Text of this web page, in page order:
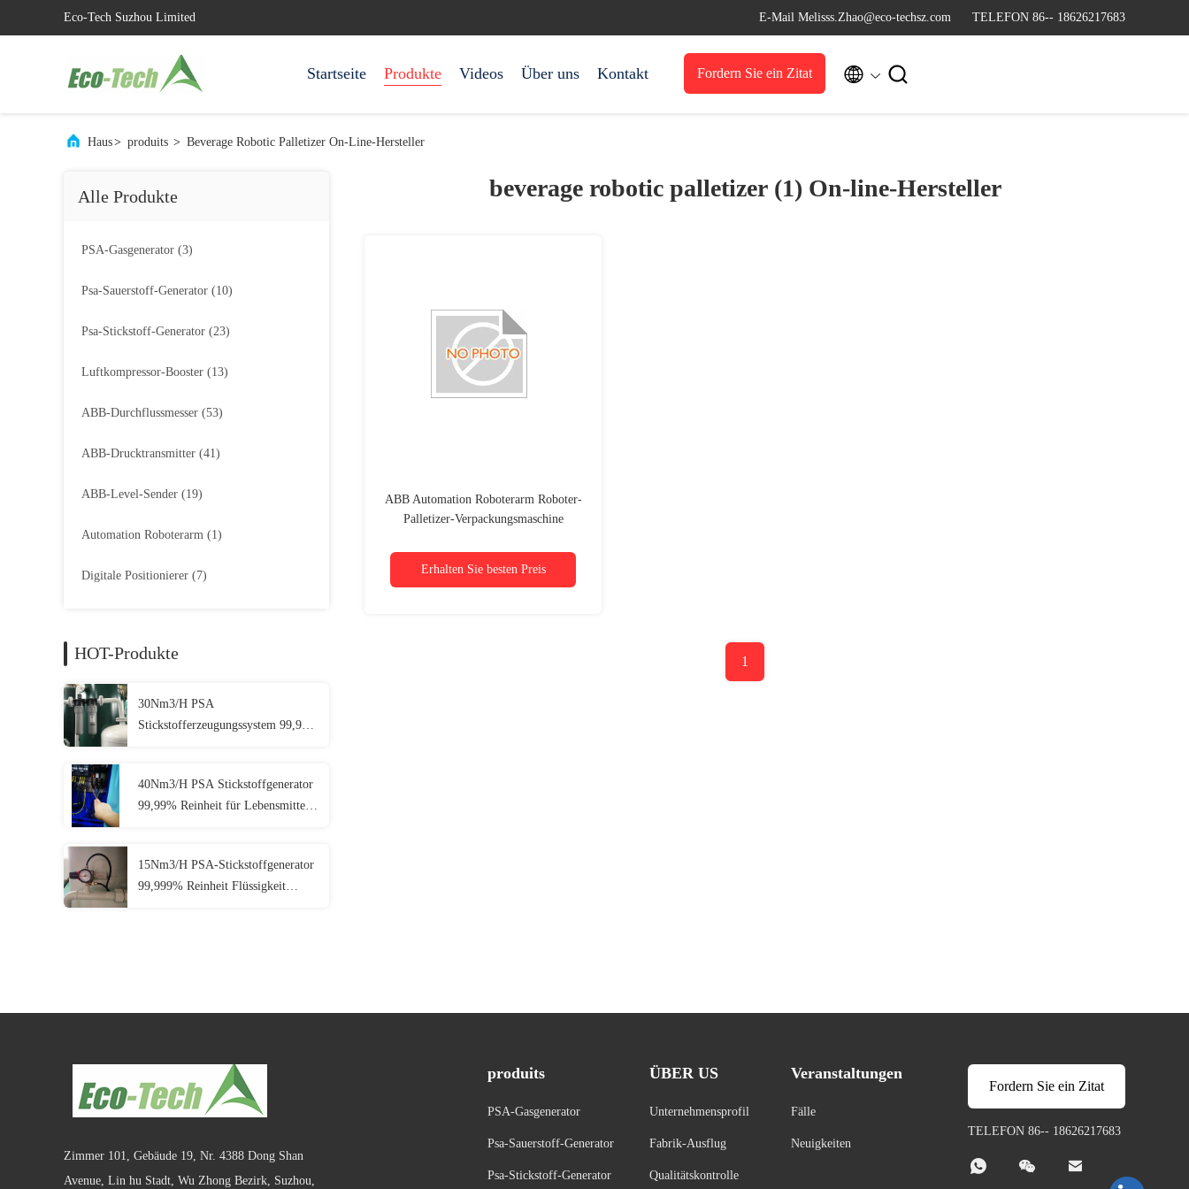
Eco-Tech Suzhou Limited E-Mail Melisss.Zhao@eco-techsz.com TELEFON 86-- 18626217683
Startseite Produkte Videos Über uns Kontakt Fordern Sie ein Zitat  
Haus> produits > Beverage Robotic Palletizer On-Line-Hersteller
Alle Produkte
PSA-Gasgenerator (3)
Psa-Sauerstoff-Generator (10)
Psa-Stickstoff-Generator (23)
Luftkompressor-Booster (13)
ABB-Durchflussmesser (53)
ABB-Drucktransmitter (41)
ABB-Level-Sender (19)
Automation Roboterarm (1)
Digitale Positionierer (7)
HOT-Produkte
30Nm3/H PSA
Stickstofferzeugungssystem 99,9%
40Nm3/H PSA Stickstoffgenerator
99,99% Reinheit für Lebensmittel
15Nm3/H PSA-Stickstoffgenerator
99,999% Reinheit Flüssigkeit
beverage robotic palletizer (1) On-line-Hersteller
ABB Automation Roboterarm Roboter-
Palletizer-Verpackungsmaschine
Erhalten Sie besten Preis
1
Zimmer 101, Gebäude 19, Nr. 4388 Dong Shan
Avenue, Lin hu Stadt, Wu Zhong Bezirk, Suzhou,
produits
PSA-Gasgenerator
Psa-Sauerstoff-Generator
Psa-Stickstoff-Generator
ÜBER US
Unternehmensprofil
Fabrik-Ausflug
Qualitätskontrolle
Veranstaltungen
Fälle
Neuigkeiten
Fordern Sie ein Zitat
TELEFON 86-- 18626217683
  